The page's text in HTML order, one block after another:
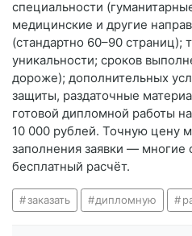
специальности
медицинские и другие
(стандартно 60–90 страниц);
уникальности; сроков
дороже); дополнительных
защиты, раздаточные
готовой дипломной работы
10 000 рублей. Точную цену
заполнения заявки — многие
бесплатный расчёт.
заказать дипломную